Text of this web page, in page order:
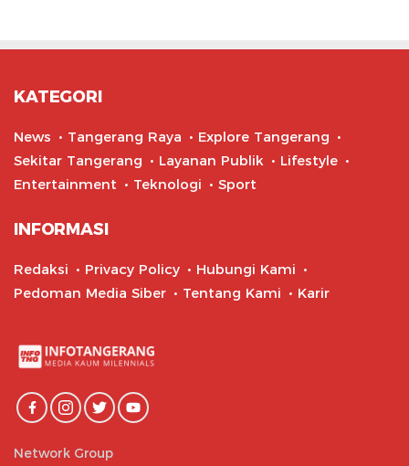
KATEGORI
News Tangerang Raya
Explore Tangerang
Sekitar Tangerang
Layanan Publik
Lifestyle
Entertainment
Teknologi Sport
INFORMASI
Redaksi Privacy Policy
Hubungi Kami
Pedoman Media Siber
Tentang Kami Karir
Network Group